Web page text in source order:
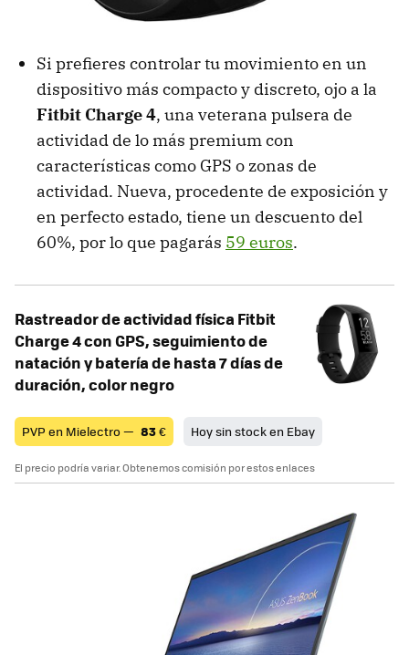
Si prefieres controlar tu movimiento en un
dispositivo más compacto y discreto, ojo a la
Fitbit Charge 4, una veterana pulsera de
actividad de lo más premium con
características como GPS o zonas de
actividad. Nueva, procedente de exposición y
en perfecto estado, tiene un descuento del
60%, por lo que pagarás 59 euros.
Rastreador de actividad física Fitbit
Charge 4 con GPS, seguimiento de
natación y batería de hasta 7 días de
duración, color negro
PVP en Mielectro — 83€ Hoy sin stock en Ebay
El precio podría variar. Obtenemos comisión por estos enlaces